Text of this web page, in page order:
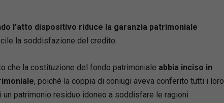
l’atto dispositivo riduce la garanzia patrimoniale
la soddisfazione del credito.
che la costituzione del fondo patrimoniale abbia inciso in
, poiché la coppia di coniugi aveva conferito tutti i loro
patrimonio residuo idoneo a soddisfare le ragioni